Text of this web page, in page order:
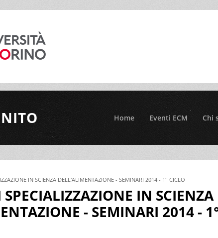
Home Eventi ECM Chi
IN SCIENZA DELL'ALIMENTAZIONE - SEMINARI 2014 - 1° CICLO
SPECIALIZZAZIONE IN SCIENZA
- SEMINARI 2014 -